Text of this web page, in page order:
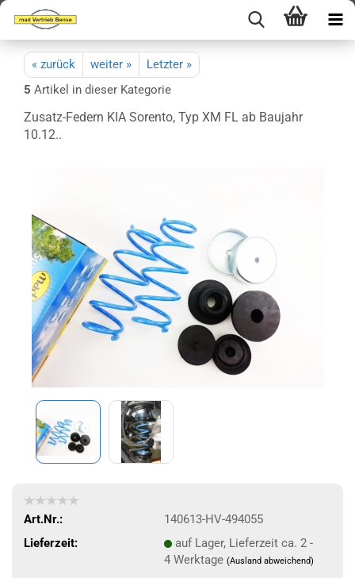
« zurück weiter »
Letzter »
5 Artikel in dieser Kategorie
Zusatz-Federn KIA Sorento, Typ XM FL ab Baujahr
10.12..
Art.Nr.:
140613-HV-494055
Lieferzeit:
auf Lager, Lieferzeit ca. 2 -
4 Werktage (Ausland abweichend)